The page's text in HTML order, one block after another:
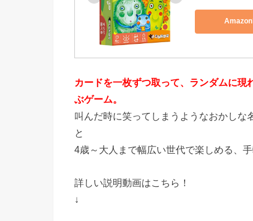
Amazon
カードを一枚ずつ取って、ランダムに現
ぶゲーム。
叫んだ時に笑ってしまうようなおかしな
と
4歳～大人まで幅広い世代で楽しめる、
詳しい説明動画はこちら！
↓